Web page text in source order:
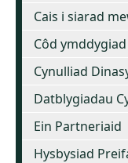
Cais i siarad
Côd
Cynulliad
Datblygiadau
Ein Partneriaid
Hysbysiad